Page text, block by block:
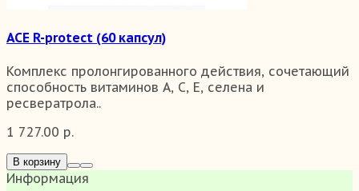
ACE R-protect (60 капсул)
Комплекс пролонгированного действия, сочетающий
способность витаминов А, С, Е, селена и
ресвератрола..
1 727.00 р.
В корзину
Информация